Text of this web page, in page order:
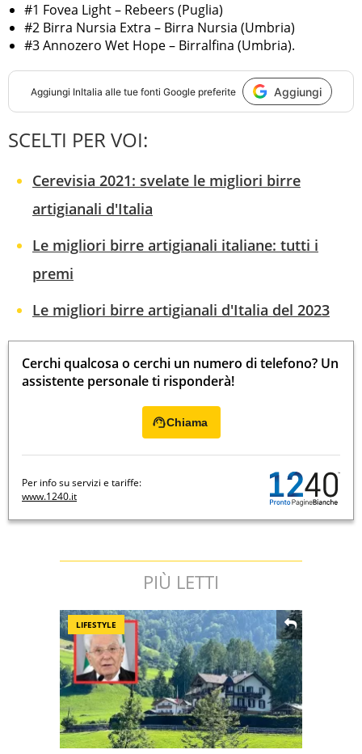
#1 Fovea Light – Rebeers (Puglia)
#2 Birra Nursia Extra – Birra Nursia (Umbria)
#3 Annozero Wet Hope – Birralfina (Umbria).
Aggiungi InItalia alle tue fonti Google preferite Aggiungi
SCELTI PER VOI:
Cerevisia 2021: svelate le migliori birre
artigianali d'Italia
Le migliori birre artigianali italiane: tutti i
premi
Le migliori birre artigianali d'Italia del 2023
Cerchi qualcosa o cerchi un numero di telefono? Un
assistente personale ti risponderà!
Chiama
Per info su servizi e tariffe:
www.1240.it
PIÙ LETTI
LIFESTYLE